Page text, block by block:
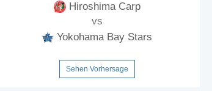
Hiroshima Carp
vs
Yokohama Bay Stars
Sehen Vorhersage